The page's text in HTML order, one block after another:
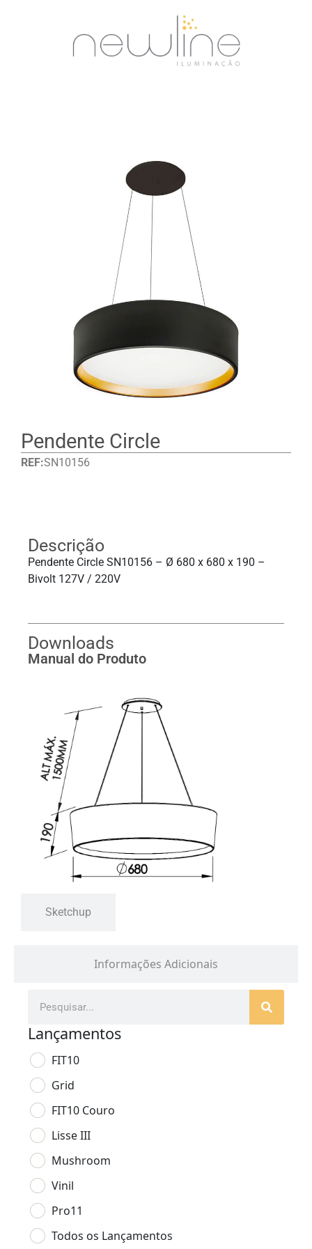
Pendente Circle
REF:SN10156
Informações Adicionais
Descrição
Pendente Circle SN10156 – Ø 680 x 680 x 190 –
Bivolt 127V / 220V
Downloads
Manual do Produto
Sketchup
Lançamentos
FIT10
Grid
FIT10 Couro
Lisse III
Mushroom
Vinil
Pro11
Todos os Lançamentos